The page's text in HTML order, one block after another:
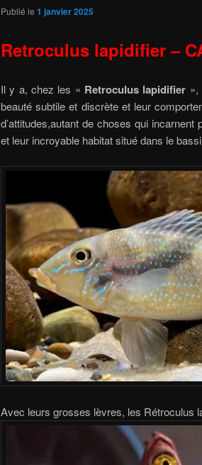
Publié le 1 janvier 2025
Retroculus lapidifier –
Il y a, chez les « Retroculus lapidifier »,
beauté subtile et discrète et leur
d’attitudes,autant de choses qui
et leur incroyable habitat situé dans le
Avec leurs grosses lèvres, les Rétroculus